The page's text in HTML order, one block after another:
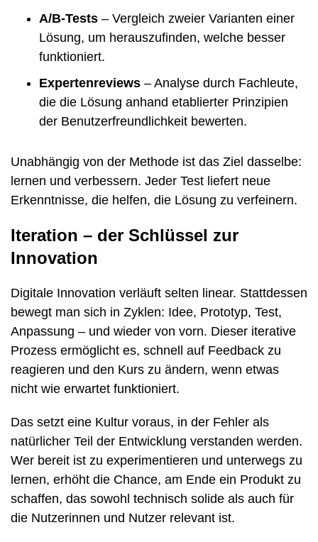
A/B-Tests – Vergleich zweier Varianten einer
Lösung, um herauszufinden, welche besser
funktioniert.
Expertenreviews – Analyse durch Fachleute,
die die Lösung anhand etablierter Prinzipien
der Benutzerfreundlichkeit bewerten.
Unabhängig von der Methode ist das Ziel dasselbe:
lernen und verbessern. Jeder Test liefert neue
Erkenntnisse, die helfen, die Lösung zu verfeinern.
Iteration – der Schlüssel zur
Innovation
Digitale Innovation verläuft selten linear. Stattdessen
bewegt man sich in Zyklen: Idee, Prototyp, Test,
Anpassung – und wieder von vorn. Dieser iterative
Prozess ermöglicht es, schnell auf Feedback zu
reagieren und den Kurs zu ändern, wenn etwas
nicht wie erwartet funktioniert.
Das setzt eine Kultur voraus, in der Fehler als
natürlicher Teil der Entwicklung verstanden werden.
Wer bereit ist zu experimentieren und unterwegs zu
lernen, erhöht die Chance, am Ende ein Produkt zu
schaffen, das sowohl technisch solide als auch für
die Nutzerinnen und Nutzer relevant ist.